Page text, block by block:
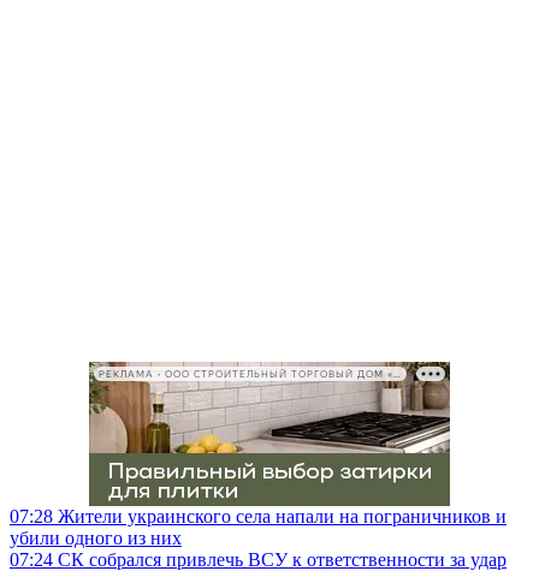
РЕКЛАМА • ООО СТРОИТЕЛЬНЫЙ ТОРГОВЫЙ ДОМ «ПЕТРОВИЧ», ИНН 7802348846
07:28 Жители украинского села напали на пограничников и
убили одного из них
07:24 СК собрался привлечь ВСУ к ответственности за удар